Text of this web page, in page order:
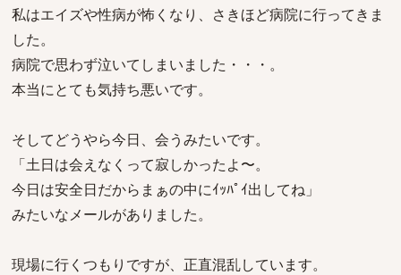
私はエイズや性病が怖くなり、さきほど病院に行ってきま
した。
病院で思わず泣いてしまいました・・・。
本当にとても気持ち悪いです。
そしてどうやら今日、会うみたいです。
「土日は会えなくって寂しかったよ〜。
今日は安全日だからまぁの中にｲｯﾊﾟｲ出してね」
みたいなメールがありました。
現場に行くつもりですが、正直混乱しています。